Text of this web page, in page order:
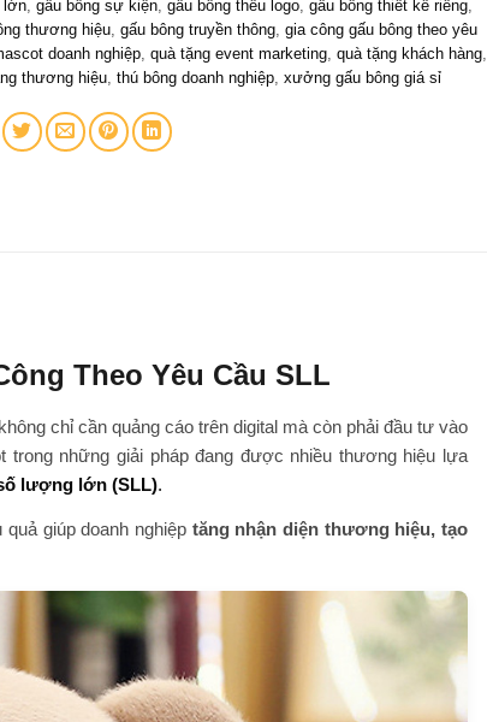
lớn, gấu bông sự kiện, gấu bông thêu logo, gấu bông thiết kế riêng,
thương hiệu, gấu bông truyền thông, gia công gấu bông theo yêu
doanh nghiệp, quà tặng event marketing, quà tặng khách hàng,
thương hiệu, thú bông doanh nghiệp, xưởng gấu bông giá sỉ
Theo Yêu Cầu SLL
chỉ cần quảng cáo trên digital mà còn phải đầu tư vào
trong những giải pháp đang được nhiều thương hiệu lựa
lượng lớn (SLL).
giúp doanh nghiệp tăng nhận diện thương hiệu, tạo